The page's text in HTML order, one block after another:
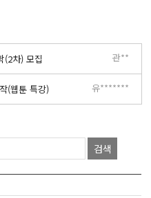
(2차) 모집 관**
(웹툰 특강) 유*******
검색